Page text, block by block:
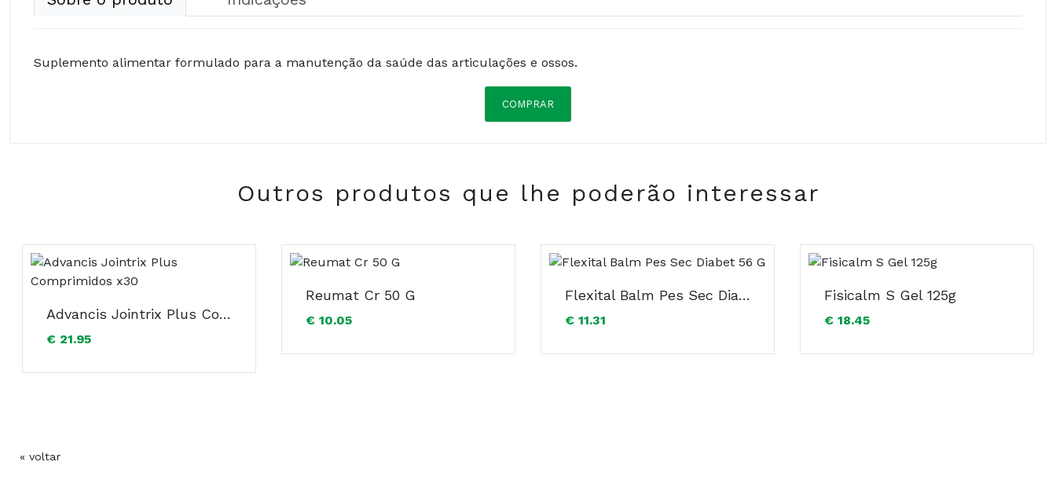
Suplemento alimentar formulado para a manutenção da saúde das articulações e ossos.
COMPRAR
Outros produtos que lhe poderão interessar
Advancis Jointrix Plus Comprimidos x30
€ 21.95
Reumat Cr 50 G
€ 10.05
Flexital Balm Pes Sec Diabet 56 G
€ 11.31
Fisicalm S Gel 125g
€ 18.45
« voltar